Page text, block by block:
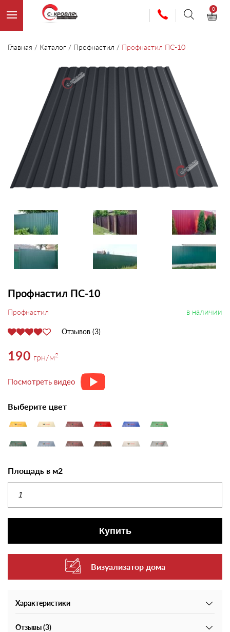
0
Главная / Каталог / Профнастил / Профнастил ПС-10
Профнастил ПС-10
Профнастил в наличии
Отзывов (3)
190 грн/м2
Посмотреть видео
Выберите цвет
Площадь в м2
Купить
Визуализатор дома
Характеристики
Отзывы (3)